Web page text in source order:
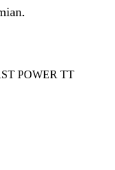
POWER TT